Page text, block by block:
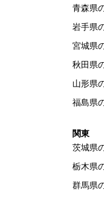
青森県
岩手県
宮城県
秋田県
山形県
福島県
関東
茨城県
栃木県
群馬県